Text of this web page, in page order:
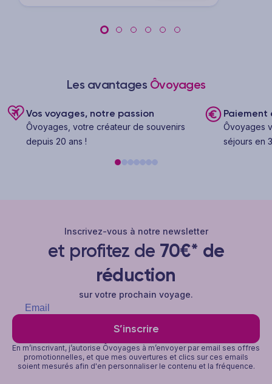
Les avantages Ôvoyages
Vos voyages, notre passion
Ôvoyages, votre créateur de souvenirs
depuis 20 ans !
Paiement
Ôvoyages
séjours en
Inscrivez-vous à notre newsletter
et profitez de 70€* de
réduction
sur votre prochain voyage.
S’inscrire
En m’inscrivant, j’autorise Ôvoyages à m’envoyer par email ses offres
promotionnelles, et que mes ouvertures et clics sur ces emails
soient mesurés afin d'en personnaliser le contenu et la fréquence.